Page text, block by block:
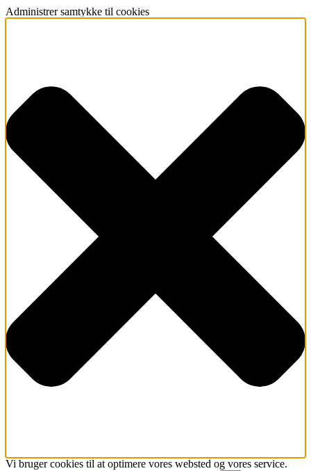
Administrer samtykke til cookies
Vi bruger cookies til at optimere vores websted og vores service.